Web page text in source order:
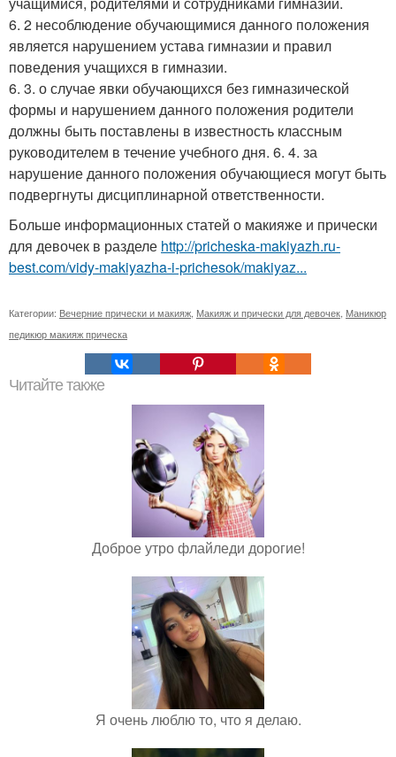
6. 2 несоблюдение обучающимися данного положения
является нарушением устава гимназии и правил
поведения учащихся в гимназии.
6. 3. о случае явки обучающихся без гимназической
формы и нарушением данного положения родители
должны быть поставлены в известность классным
руководителем в течение учебного дня. 6. 4. за
нарушение данного положения обучающиеся могут быть
подвергнуты дисциплинарной ответственности.
Больше информационных статей о макияже и прически
для девочек в разделе http://pricheska-makiyazh.ru-
best.com/vidy-makiyazha-i-prichesok/makiyaz...
Категории: Вечерние прически и макияж Макияж и прически для девочек Маникюр
педикюр макияж прическа
Читайте также
Доброе утро флайледи дорогие!
Я очень люблю то, что я делаю.